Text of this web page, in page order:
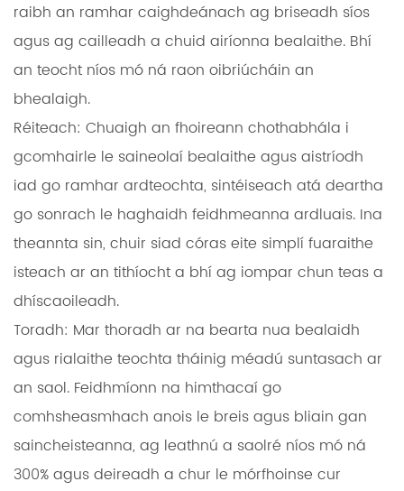
raibh an ramhar caighdeánach ag briseadh síos
agus ag cailleadh a chuid airíonna bealaithe. Bhí
an teocht níos mó ná raon oibriúcháin an
bhealaigh.
Réiteach: Chuaigh an fhoireann chothabhála i
gcomhairle le saineolaí bealaithe agus aistríodh
iad go ramhar ardteochta, sintéiseach atá deartha
go sonrach le haghaidh feidhmeanna ardluais. Ina
theannta sin, chuir siad córas eite simplí fuaraithe
isteach ar an tithíocht a bhí ag iompar chun teas a
dhíscaoileadh.
Toradh: Mar thoradh ar na bearta nua bealaidh
agus rialaithe teochta tháinig méadú suntasach ar
an saol. Feidhmíonn na himthacaí go
comhsheasmhach anois le breis agus bliain gan
saincheisteanna, ag leathnú a saolré níos mó ná
300%agus deireadh a chur le mórfhoinse cur